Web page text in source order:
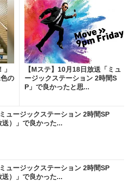
の
【Mステ】10月18日放送「ミュ
ージックステーション 2時間S
P」で良かったと思...
ュージックステーション 2時間SP
送）」で良かった...
ュージックステーション 2時間SP
送）」で良かった...